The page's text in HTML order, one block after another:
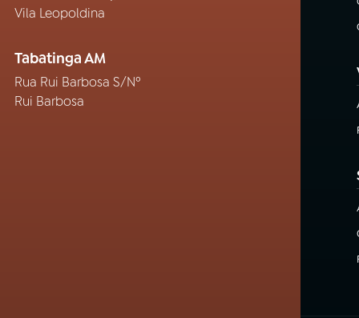
Vila Leopoldina
Tabatinga AM
Rua Rui Barbosa S/Nº
Rui Barbosa